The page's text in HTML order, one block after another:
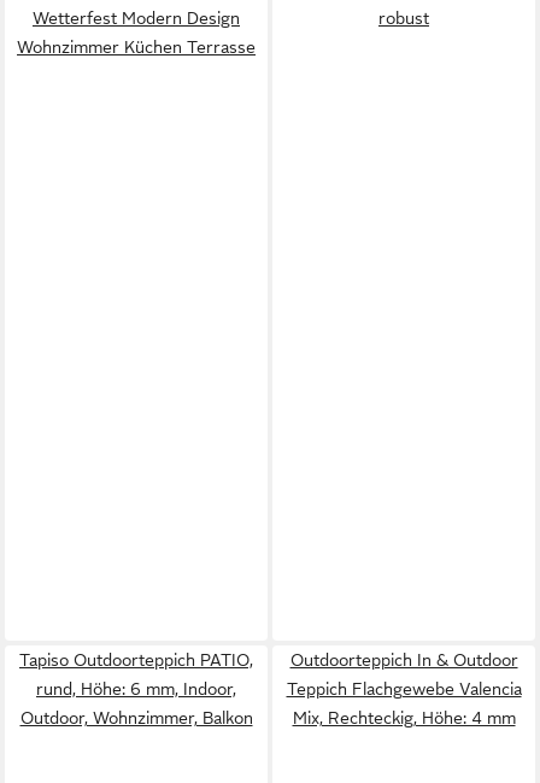
Wetterfest Modern Design
Wohnzimmer Küchen Terrasse
robust
Tapiso Outdoorteppich PATIO,
rund, Höhe: 6 mm, Indoor,
Outdoor, Wohnzimmer, Balkon
Outdoorteppich In & Outdoor
Teppich Flachgewebe Valencia
Mix, Rechteckig, Höhe: 4 mm